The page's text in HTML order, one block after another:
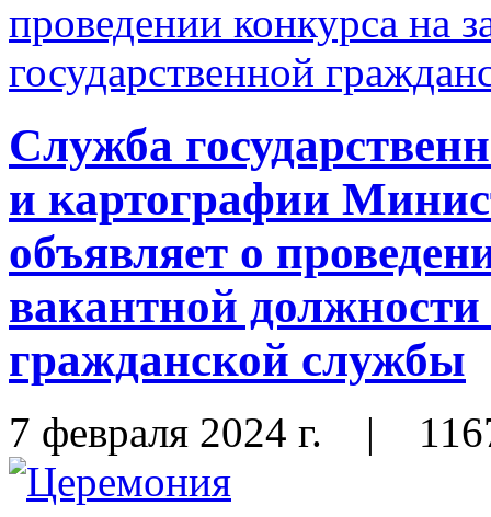
Служба
и картографии
объявляет о
вакантной должности
гражданской службы
7 февраля 2024 г. |